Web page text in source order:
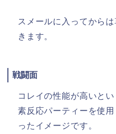
スメールに入ってから
きます。
戦闘面
コレイの性能が高いと
素反応パーティーを使
ったイメージです。